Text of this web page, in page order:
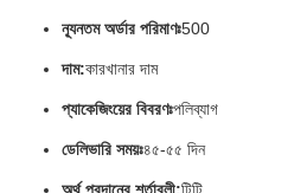
ন্যূনতম অর্ডার পরিমাণঃ500
দাম:কারখানার দাম
প্যাকেজিংয়ের বিবরণঃপলিব্যাগ
ডেলিভারি সময়ঃ৪৫-৫৫ দিন